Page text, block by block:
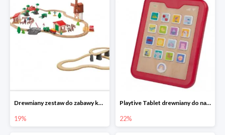
Drewniany zestaw do zabawy kolejką - farma i wiadukt
19%
Playtive Tablet drewniany do nauki, interaktywny
22%